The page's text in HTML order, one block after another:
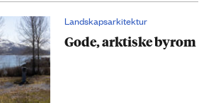
Landskapsarkitektur
Gode, arktiske byrom